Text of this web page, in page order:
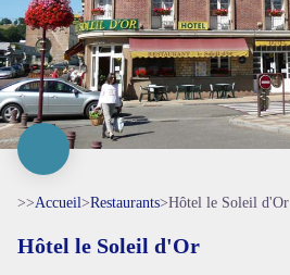
>>Accueil>Restaurants>Hôtel le Soleil d'Or
Hôtel le Soleil d'Or